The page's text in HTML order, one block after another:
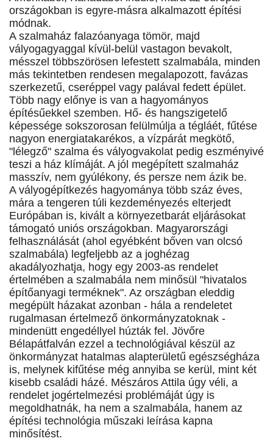
országokban is egyre-másra alkalmazott építési
módnak.
A szalmaház falazóanyaga tömör, majd
vályogagyaggal kívül-belül vastagon bevakolt,
mésszel többszörösen lefestett szalmabála, minden
más tekintetben rendesen megalapozott, favázas
szerkezetű, cseréppel vagy palával fedett épület.
Több nagy előnye is van a hagyományos
építésűekkel szemben. Hő- és hangszigetelő
képessége sokszorosan felülmúlja a tégláét, fűtése
nagyon energiatakarékos, a vízpárát megkötő,
"lélegző" szalma és vályogvakolat pedig eszményivé
teszi a ház klímáját. A jól megépített szalmaház
masszív, nem gyúlékony, és persze nem ázik be.
A vályogépítkezés hagyománya több száz éves,
mára a tengeren túli kezdeményezés elterjedt
Európában is, kivált a környezetbarát eljárásokat
támogató uniós országokban. Magyarországi
felhasználását (ahol egyébként bőven van olcsó
szalmabála) legfeljebb az a joghézag
akadályozhatja, hogy egy 2003-as rendelet
értelmében a szalmabála nem minősül "hivatalos
építőanyagi terméknek". Az országban eleddig
megépült házakat azonban - hála a rendeletet
rugalmasan értelmező önkormányzatoknak -
mindenütt engedéllyel húzták fel. Jövőre
Bélapátfalván ezzel a technológiával készül az
önkormányzat hatalmas alapterületű egészségháza
is, melynek kifűtése még annyiba se kerül, mint két
kisebb családi házé. Mészáros Attila úgy véli, a
rendelet jogértelmezési problémáját úgy is
megoldhatnák, ha nem a szalmabála, hanem az
építési technológia műszaki leírása kapna
minősítést.